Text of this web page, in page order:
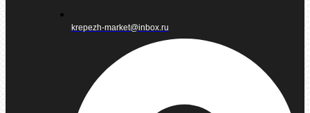
krepezh-market@inbox.ru